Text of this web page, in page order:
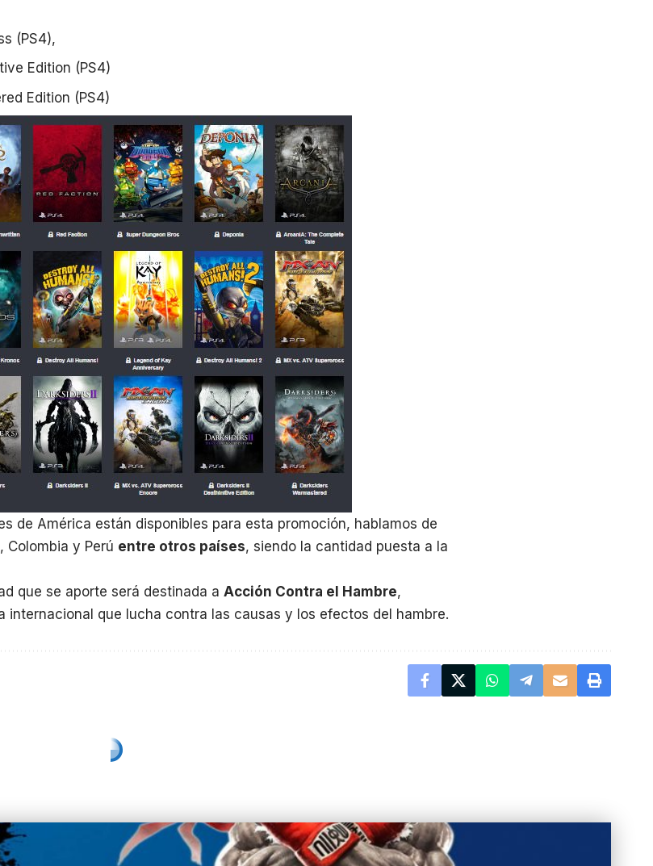
(PS4),
Edition (PS4)
Edition (PS4)
de América están disponibles para esta promoción, hablamos de
Colombia y Perú entre otros países, siendo la cantidad puesta a la
que se aporte será destinada a Acción Contra el Hambre,
internacional que lucha contra las causas y los efectos del hambre.